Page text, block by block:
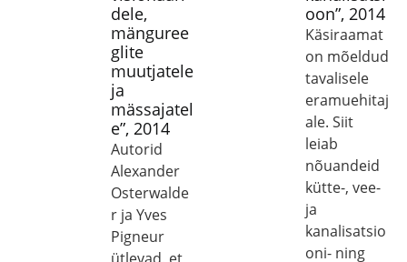
dele,
mänguree
glite
muutjatele
ja
mässajatel
e”, 2014
Autorid
Alexander
Osterwalde
r ja Yves
Pigneur
oon”, 2014
Käsiraamat
on mõeldud
tavalisele
eramuehitaj
ale. Siit
leiab
nõuandeid
kütte-, vee-
ja
kanalisatsio
oni- ning